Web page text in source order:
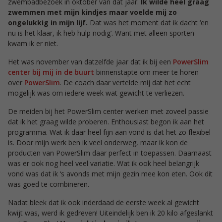
zwembadbezoek in oktober van dat jaar.
Ik wilde heel graag
zwemmen met mijn kindjes maar voelde mij zo
ongelukkig in mijn lijf. Dat was het moment dat ik dacht ‘en
nu is het klaar, ik heb hulp nodig’. Want met alleen sporten
kwam ik er niet.
Het was november van datzelfde jaar dat ik bij een PowerSlim
center bij mij in de buurt binnenstapte om meer te horen
over PowerSlim. De coach daar vertelde mij dat het echt
mogelijk was om iedere week wat gewicht te verliezen.
De meiden bij het PowerSlim center werken met zoveel passie
dat ik het graag wilde proberen. Enthousiast begon ik aan het
programma. Wat ik daar heel fijn aan vond is dat het zo flexibel
is. Door mijn werk ben ik veel onderweg, maar ik kon de
producten van PowerSlim daar perfect in toepassen. Daarnaast
was er ook nog heel veel variatie. Wat ik ook heel belangrijk
vond was dat ik ‘s avonds met mijn gezin mee kon eten. Ook dit
was goed te combineren.
Nadat bleek dat ik ook inderdaad de eerste week al gewicht
kwijt was, werd ik gedreven! Uiteindelijk ben ik 20 kilo afgeslankt